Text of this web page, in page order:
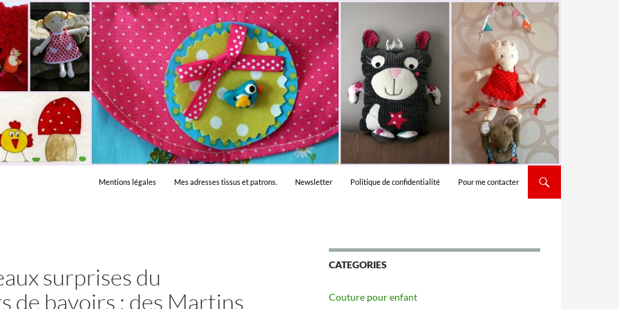
Mentions légales Mes adresses tissus et patrons. Newsletter Politique de confidentialité Pour me contacter
surprises du
de bavoirs : des Martins
CATEGORIES
Couture pour enfant